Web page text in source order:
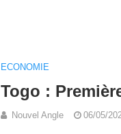
ECONOMIE
Togo :
Nouvel Angle 06/05/